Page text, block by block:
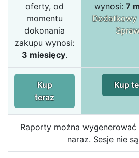
oferty, od
momentu
dokonania
zakupu wynosi:
3 miesięcy.
wynosi: 7
Dodatkowy
Kup
teraz
Kup
Raporty można
naraz. Sesje nie